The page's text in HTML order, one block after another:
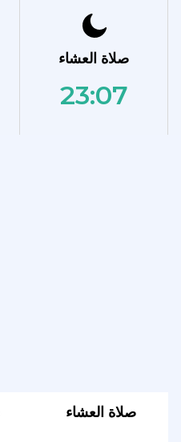
صلاة العشاء
23:07
صلاة العشاء